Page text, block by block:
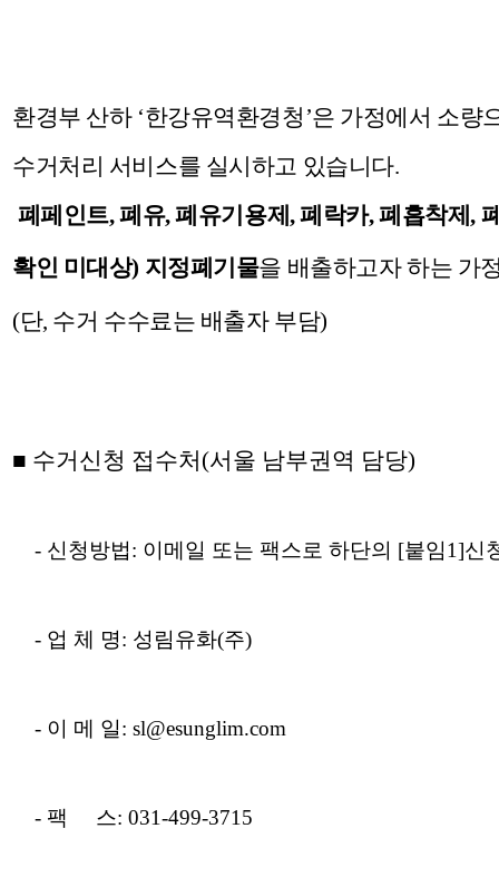
환경부 산하 ‘한강유역환경청’은 가정에서 소
수거처리 서비스를 실시하고 있습니다.
폐페인트, 폐유, 폐유기용제, 폐락카, 폐흡착제,
확인 미대상) 지정폐기물을 배출하고자 하는 가
(단, 수거 수수료는 배출자 부담)
■ 수거신청 접수처(서울 남부권역 담당)
- 신청방법: 이메일 또는 팩스로 하단의 [붙임1]신
- 업 체 명: 성림유화(주)
- 이 메 일: sl@esunglim.com
- 팩 스: 031-499-3715